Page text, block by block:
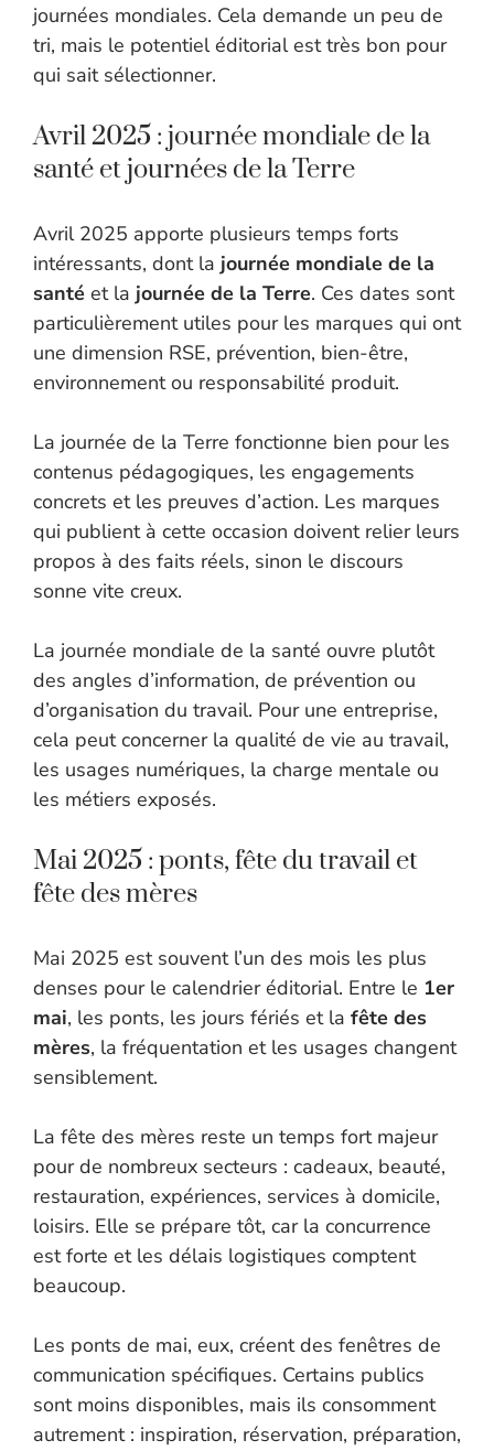
journées mondiales. Cela demande un peu de
tri, mais le potentiel éditorial est très bon pour
qui sait sélectionner.
Avril 2025 : journée mondiale de la
santé et journées de la Terre
Avril 2025 apporte plusieurs temps forts
intéressants, dont la journée mondiale de la
santé et la journée de la Terre. Ces dates sont
particulièrement utiles pour les marques qui ont
une dimension RSE, prévention, bien-être,
environnement ou responsabilité produit.
La journée de la Terre fonctionne bien pour les
contenus pédagogiques, les engagements
concrets et les preuves d’action. Les marques
qui publient à cette occasion doivent relier leurs
propos à des faits réels, sinon le discours
sonne vite creux.
La journée mondiale de la santé ouvre plutôt
des angles d’information, de prévention ou
d’organisation du travail. Pour une entreprise,
cela peut concerner la qualité de vie au travail,
les usages numériques, la charge mentale ou
les métiers exposés.
Mai 2025 : ponts, fête du travail et
fête des mères
Mai 2025 est souvent l’un des mois les plus
denses pour le calendrier éditorial. Entre le 1er
mai, les ponts, les jours fériés et la fête des
mères, la fréquentation et les usages changent
sensiblement.
La fête des mères reste un temps fort majeur
pour de nombreux secteurs : cadeaux, beauté,
restauration, expériences, services à domicile,
loisirs. Elle se prépare tôt, car la concurrence
est forte et les délais logistiques comptent
beaucoup.
Les ponts de mai, eux, créent des fenêtres de
communication spécifiques. Certains publics
sont moins disponibles, mais ils consomment
autrement : inspiration, réservation, préparation,